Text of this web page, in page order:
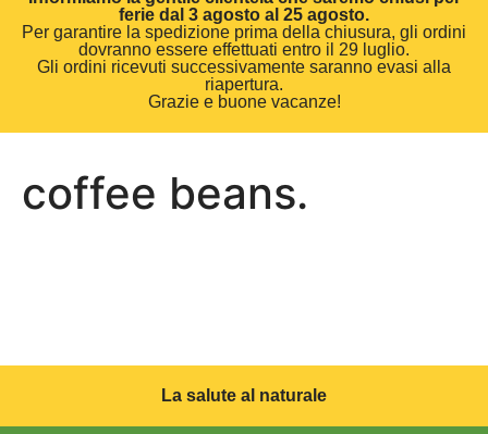
ferie dal 3 agosto al 25 agosto.
Per garantire la spedizione prima della chiusura, gli ordini
dovranno essere effettuati entro il 29 luglio.
Gli ordini ricevuti successivamente saranno evasi alla
riapertura.
Grazie e buone vacanze!
coffee beans.
La salute al naturale